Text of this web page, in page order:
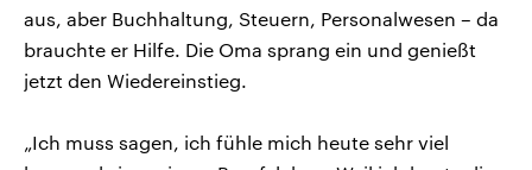
aus, aber Buchhaltung, Steuern, Personalwesen – da
brauchte er Hilfe. Die Oma sprang ein und genießt
jetzt den Wiedereinstieg.
„Ich muss sagen, ich fühle mich heute sehr viel